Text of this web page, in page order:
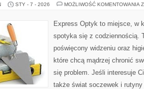
STY - 7 - 2026 MOŻLIWOŚĆ KOMENTOWANIA
Express Optyk to miejsce, w
spotyka się z codziennością.
poświęcony widzeniu oraz
które chcą mądrzej chronić
się problem. Jeśli interesuje
także świat soczewek i